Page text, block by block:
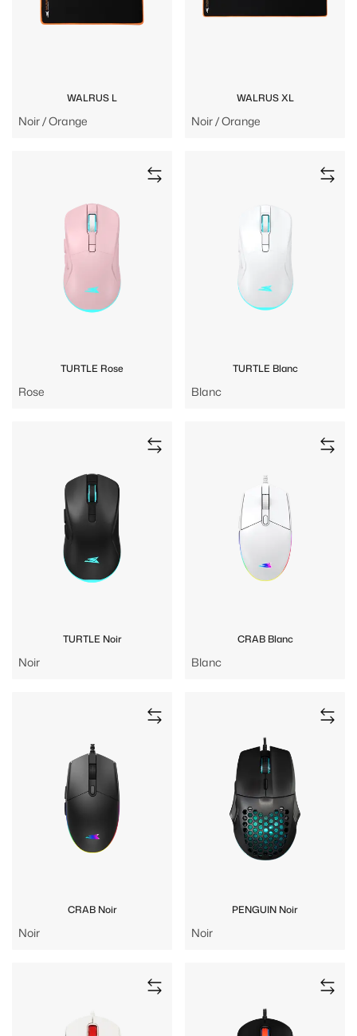
WALRUS L
Noir / Orange
WALRUS XL
Noir / Orange
TURTLE Rose
Rose
TURTLE Blanc
Blanc
TURTLE Noir
Noir
CRAB Blanc
Blanc
CRAB Noir
Noir
PENGUIN Noir
Noir